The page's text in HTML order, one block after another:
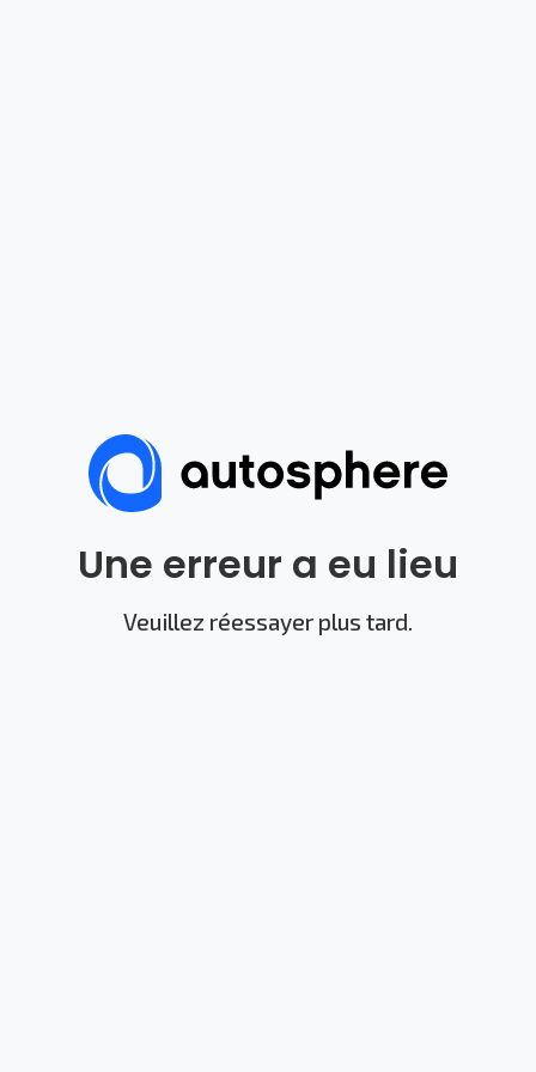
Une erreur a eu lieu
Veuillez réessayer plus tard.